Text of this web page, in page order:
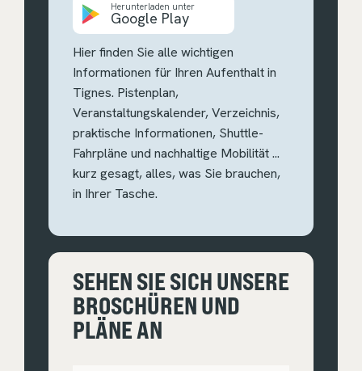
Herunterladen unter
Google Play
Hier finden Sie alle wichtigen
Informationen für Ihren Aufenthalt in
Tignes. Pistenplan,
Veranstaltungskalender, Verzeichnis,
praktische Informationen, Shuttle-
Fahrpläne und nachhaltige Mobilität ...
kurz gesagt, alles, was Sie brauchen,
in Ihrer Tasche.
SEHEN SIE SICH UNSERE
BROSCHÜREN UND
PLÄNE AN